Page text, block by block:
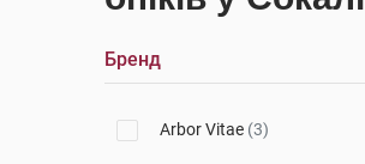
Бренд
Arbor Vitae (3)